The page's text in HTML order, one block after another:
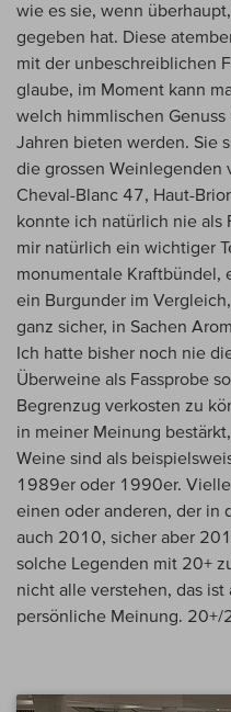
wie es sie, wenn
gegeben hat. Diese
mit der unbeschreiblichen
glaube, im Moment kann
welch himmlischen
Jahren bieten werden. Sie
die grossen Weinlegenden
Cheval-Blanc 47, Haut-
konnte ich natürlich nie als
mir natürlich ein wichtiger
monumentale
ein Burgunder im
ganz sicher, in Sachen
Ich hatte bisher noch nie
Überweine als Fassprobe
Begrenzug verkosten zu
in meiner Meinung
Weine sind als
1989er oder 1990er.
einen oder anderen, der in
auch 2010, sicher aber
solche Legenden mit 20+
nicht alle verstehen, das
persönliche Meinung. 20+/